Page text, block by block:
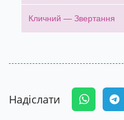
Кличний — Звертання
Надіслати